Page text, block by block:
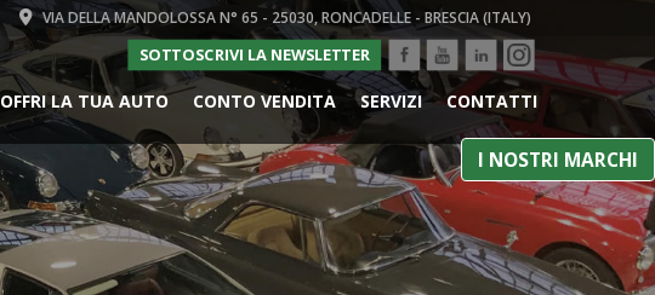
VIA DELLA MANDOLOSSA N° 65 - 25030, RONCADELLE - BRESCIA (ITALY)
SOTTOSCRIVI LA NEWSLETTER
I NOSTRI MARCHI
OFFRI LA TUA AUTO CONTO VENDITA SERVIZI CONTATTI